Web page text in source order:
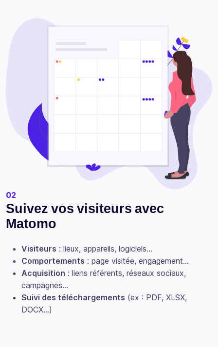
02
Suivez vos visiteurs avec
Matomo
Visiteurs : lieux, appareils, logiciels…
Comportements : page visitée, engagement…
Acquisition : liens référents, réseaux sociaux,
campagnes…
Suivi des téléchargements (ex : PDF, XLSX,
DOCX…)